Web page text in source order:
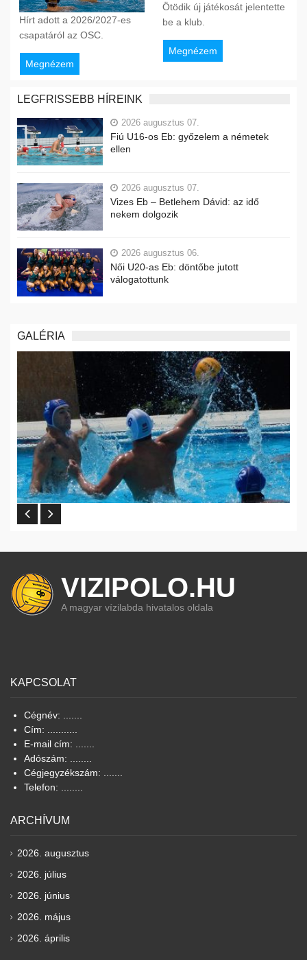
Hírt adott a 2026/2027-es
csapatáról az OSC.
Megnézem
Ötödik új játékosát jelentette
be a klub.
Megnézem
LEGFRISSEBB HÍREINK
2026 augusztus 07.
Fiú U16-os Eb: győzelem a németek
ellen
2026 augusztus 07.
Vizes Eb – Betlehem Dávid: az idő
nekem dolgozik
2026 augusztus 06.
Női U20-as Eb: döntőbe jutott
válogatottunk
GALÉRIA
VIZIPOLO.HU
A magyar vízilabda hivatalos oldala
KAPCSOLAT
Cégnév: .......
Cím: ...........
E-mail cím: .......
Adószám: ........
Cégjegyzékszám: .......
Telefon: ........
ARCHÍVUM
2026. augusztus
2026. július
2026. június
2026. május
2026. április